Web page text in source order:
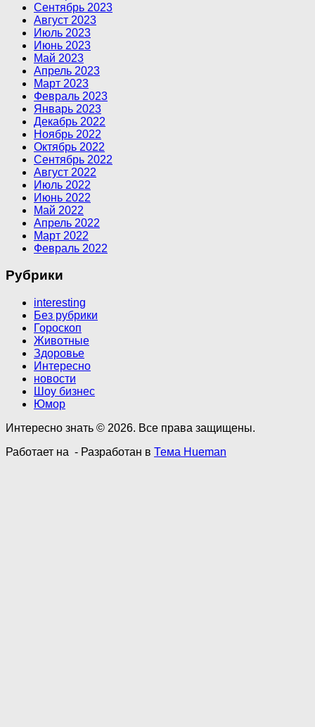
Сентябрь 2023
Август 2023
Июль 2023
Июнь 2023
Май 2023
Апрель 2023
Март 2023
Февраль 2023
Январь 2023
Декабрь 2022
Ноябрь 2022
Октябрь 2022
Сентябрь 2022
Август 2022
Июль 2022
Июнь 2022
Май 2022
Апрель 2022
Март 2022
Февраль 2022
Рубрики
interesting
Без рубрики
Гороскоп
Животные
Здоровье
Интересно
новости
Шоу бизнес
Юмор
Интересно знать © 2026. Все права защищены.
Работает на - Разработан в Тема Hueman